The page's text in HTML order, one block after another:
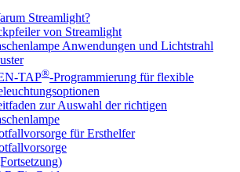
Streamlight?
von Streamlight
Anwendungen und Lichtstrahl
TAP®-Programmierung für flexible
zur Auswahl der richtigen
für Ersthelfer